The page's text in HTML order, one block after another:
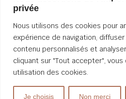
privée
Nous utilisons des cookies pour
expérience de navigation,
contenu personnalisés et
cliquant sur "Tout accepter",
utilisation des cookies.
Je choisis Non merci